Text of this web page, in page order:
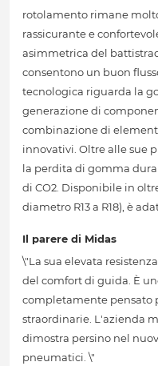
rotolamento rimane
rassicurante e
asimmetrica del
consentono un buon
tecnologica riguarda la
generazione di
combinazione di
innovativi. Oltre alle sue
la perdita di gomma
di CO2. Disponibile in
diametro R13 a R18), è
Il parere di Midas
\"La sua elevata
del comfort di guida. È
completamente pensato
straordinarie. L'azienda
dimostra persino nel
pneumatici. \"